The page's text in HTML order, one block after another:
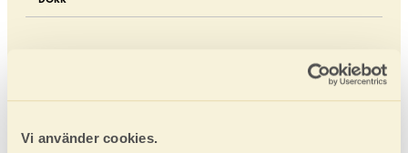
Vi använder cookies.
Mått- och plintritning